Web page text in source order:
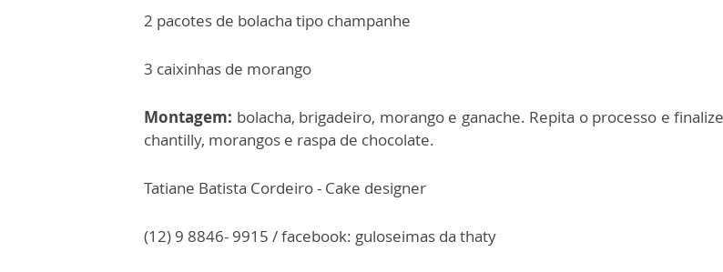
2 pacotes de bolacha tipo champanhe
3 caixinhas de morango
Montagem: bolacha, brigadeiro, morango e ganache. Repita o processo e
chantilly, morangos e raspa de chocolate.
Tatiane Batista Cordeiro - Cake designer
(12) 9 8846- 9915 / facebook: guloseimas da thaty